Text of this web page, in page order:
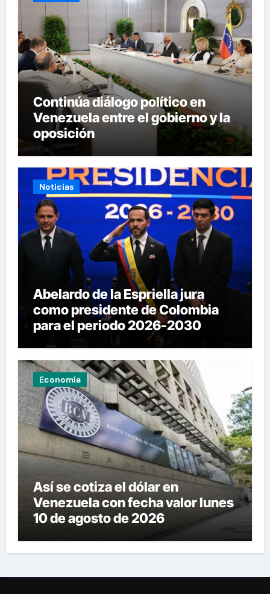
Continúa diálogo político en
Venezuela entre el gobierno y la
oposición
Noticias
Abelardo de la Espriella jura
como presidente de Colombia
para el periodo 2026-2030
Economía
Así se cotiza el dólar en
Venezuela con fecha valor lunes
10 de agosto de 2026